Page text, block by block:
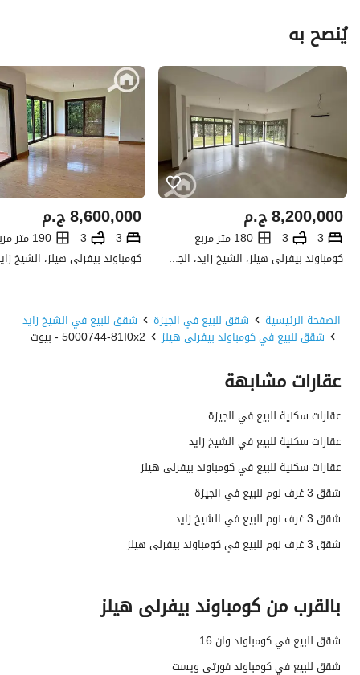
يُنصح به
ج.م8,200,000
3
3
180 متر مربع
كومباوند بيفرلى هيلز، الشيخ زايد، الجيزة
ج.م8,600,000
3
3 190 متر مربع
الصفحة الرئيسية شقق للبيع في الجيزة شقق للبيع في الشيخ زايد
شقق للبيع في كومباوند بيفرلى هيلز 5000744-81I0x2 - بيوت
عقارات مشابهة
عقارات سكنية للبيع في الجيزة
عقارات سكنية للبيع في الشيخ زايد
عقارات سكنية للبيع في كومباوند بيفرلى هيلز
شقق 3 غرف نوم للبيع في الجيزة
شقق 3 غرف نوم للبيع في الشيخ زايد
شقق 3 غرف نوم للبيع في كومباوند بيفرلى هيلز
بالقرب من كومباوند بيفرلى هيلز
شقق للبيع في كومباوند وان 16
شقق للبيع في كومباوند فورتى ويست